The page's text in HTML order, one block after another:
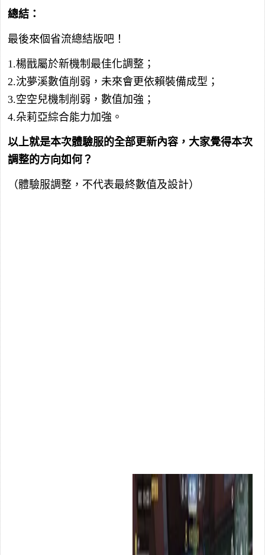
總結：
最後來個省流總結版吧！
1.楊戩屬於新機制最佳化調整；
2.沈夢溪數值削弱，未來會更依賴裝備成型；
3.空空兒機制削弱，數值加強；
4.朵莉亞綜合能力加強。
以上就是本次體驗服的全部更新內容，大家覺得本次
調整的方向如何？
（體驗服調整，不代表最終數值及設計）